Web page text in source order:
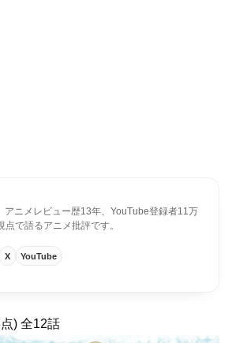
アニメレビュー歴13年、YouTube登録者11万
点で語るアニメ批評です。
X YouTube
) 全12話